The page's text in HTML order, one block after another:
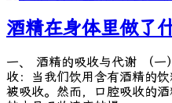
酒精在身体里做了
一、 酒精的吸收与代谢 （
收：当我们饮用含有酒精的
被吸收。然而，口腔吸收的